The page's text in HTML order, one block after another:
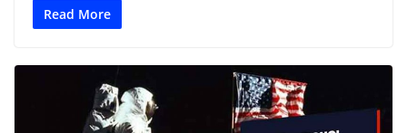
Read More